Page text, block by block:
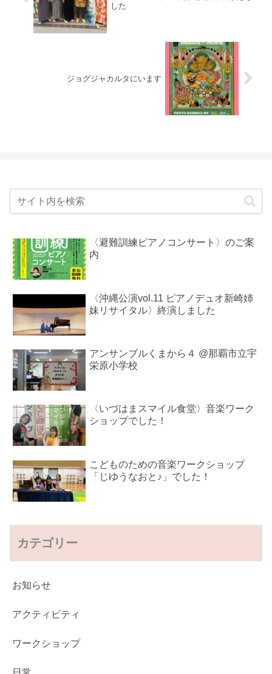
した
ジョグジャカルタにいます
〈避難訓練ピアノコンサート〉のご案
内
〈沖縄公演vol.11 ピアノデュオ新崎姉
妹リサイタル〉終演しました
アンサンブルくまから４ @那覇市立宇
栄原小学校
〈いづはまスマイル食堂〉音楽ワーク
ショップでした！
こどものための音楽ワークショップ
「じゆうなおと♪」でした！
カテゴリー
お知らせ
アクティビティ
ワークショップ